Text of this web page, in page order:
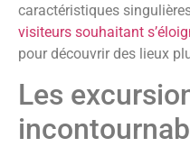
caractéristiques
visiteurs souhaitant
pour découvrir des lieux
Les